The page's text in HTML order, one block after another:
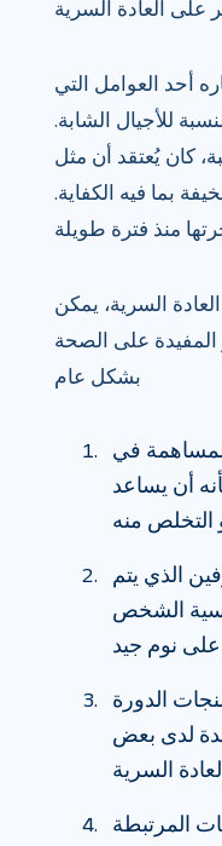
أحد العوامل التي
للأجيال الشابة.
كان يُعتقد أن مثل
بما فيه الكفاية.
السرية، يمكن
المفيدة على الصحة
بشكل عام
في
أن يساعد
الذي يتم
الشخص
الدورة
لدى بعض
المرتبطة